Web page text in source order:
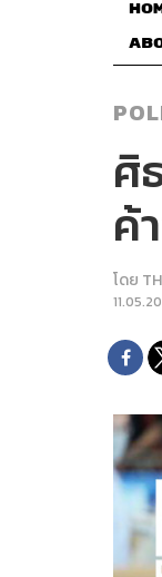
ศิ
ค้
โดย